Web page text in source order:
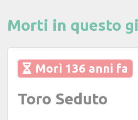
Morti in questo
Morì 136 anni fa
Toro Seduto